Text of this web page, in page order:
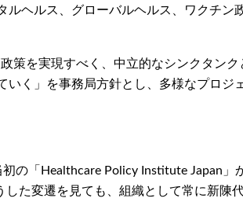
ルヘルス、グローバルヘルス、ワクチ
策を実現すべく、中立的なシンクタン
く」を事務局方針とし、多様なプロジ
の「Healthcare Policy Institute Japan
た変遷を見ても、組織として常に新